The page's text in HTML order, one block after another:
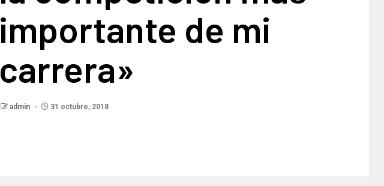
importante de mi
carrera»
admin 31 octubre, 2018